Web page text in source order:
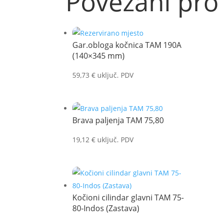
Gar.obloga kočnica TAM 190A
(140×345 mm)
59,73€ uključ. PDV
Brava paljenja TAM 75,80
19,12€ uključ. PDV
Kočioni cilindar glavni TAM 75-
80-Indos (Zastava)